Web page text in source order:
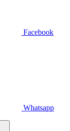
Facebook
Whatsapp